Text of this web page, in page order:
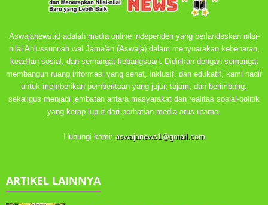
Aswajanews.id adalah media online independen yang berlandaskan nilai-
nilai Ahlussunnah wal Jama'ah (Aswaja) dalam menyuarakan kebenaran,
keadilan sosial, dan semangat kebangsaan. Didirikan dengan semangat
membangun ruang informasi yang sehat, inklusif, dan edukatif, kami hadir
untuk memberikan pemberitaan yang jujur, tajam, dan berimbang,
sekaligus menjadi jembatan antara masyarakat dan realitas sosial-politik
yang kerap luput dari perhatian media arus utama.
Hubungi kami: aswajanews1@gmail.com
ARTIKEL LAINNYA